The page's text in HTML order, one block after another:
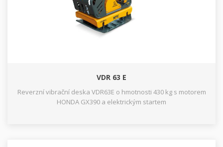
VDR 63 E
Reverzní vibrační deska VDR63E o hmotnosti 430 kg s motorem
HONDA GX390 a elektrickým startem